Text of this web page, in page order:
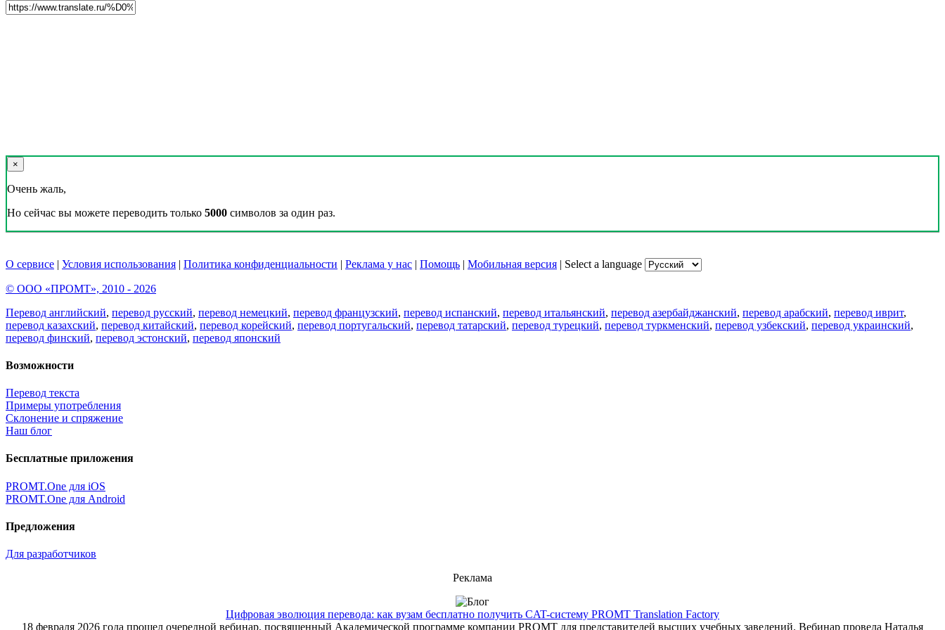
×
Очень жаль,
Но сейчас вы можете переводить только 5000 символов за один раз.
О сервисе | Условия использования | Политика конфиденциальности | Реклама у нас | Помощь | Мобильная версия | Select a language
© ООО «ПРОМТ», 2010 - 2026
Перевод английский, перевод русский, перевод немецкий, перевод французский, перевод испанский, перевод итальянский, перевод азербайджанский, перевод арабский, перевод иврит,
перевод казахский, перевод китайский, перевод корейский, перевод португальский, перевод татарский, перевод турецкий, перевод туркменский, перевод узбекский, перевод украинский,
перевод финский, перевод эстонский, перевод японский
Возможности
Перевод текста
Примеры употребления
Склонение и спряжение
Наш блог
Бесплатные приложения
PROMT.One для iOS
PROMT.One для Android
Предложения
Для разработчиков
Реклама
Цифровая эволюция перевода: как вузам бесплатно получить CAT-систему PROMT Translation Factory
18 февраля 2026 года прошел очередной вебинар, посвященный Академической программе компании PROMT для представителей высших учебных заведений. Вебинар провела Наталья